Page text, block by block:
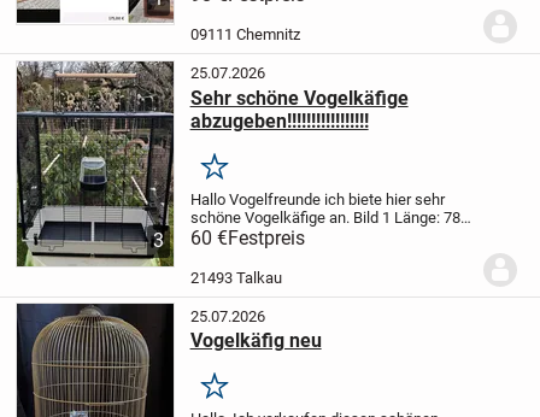
Mäuse, Ratten usw. genutzt
werden. Guter und sauberer
09111 Chemnitz
3
25.07.2026
Sehr schöne Vogelkäfige
abzugeben!!!!!!!!!!!!!!!!!
Merken
Hallo Vogelfreundeich biete hier sehr
schöne Vogelkäfige an. Bild 1 Länge: 78
cm Tiefe: 47 cm Höhe: 81 cm Preis:
Bild 2 Länge: 62 cm Tiefe: 39 cm
Höhe: 1 meter Preis: 60EUR.
60 €Festpreis
21493 Talkau
25.07.2026
Vogelkäfig neu
Merken